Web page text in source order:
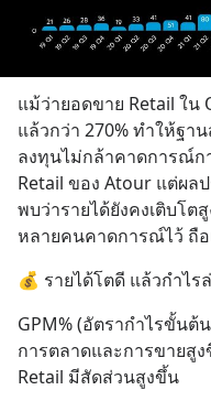
แม้ว่ายอดขาย Retail ใน
แล้วกว่า 270% ทำให้ฐา
ลงทุนไม่กล้าคาดการณ์ก
Retail ของ Atour แต่ผล
พบว่ารายได้ยังคงเติบโต
หลายคนคาดการณ์ไว้ ถือ
💰 รายได้โตดี แล้วกำไร
GPM% (อัตรากำไรขั้น
การตลาดและการขายสู
Retail มีสัดส่วนสูงขึ้น